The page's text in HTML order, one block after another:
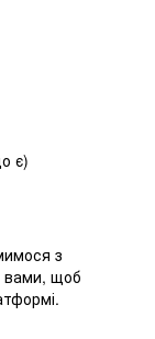
є)
з
вами, щоб